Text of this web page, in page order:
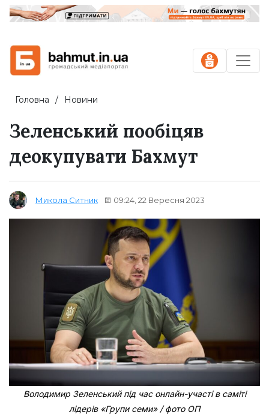
Головна Новини
Зеленський пообіцяв
деокупувати Бахмут
Микола Ситник 09:24, 22 Вересня 2023
Володимир Зеленський під час онлайн-участі в саміті
лідерів «Групи семи» / фото ОП